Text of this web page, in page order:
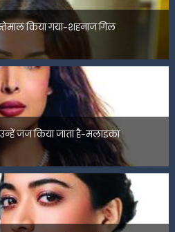
किया गया-शहनाज गिल
जज किया जाता है-मलाइका